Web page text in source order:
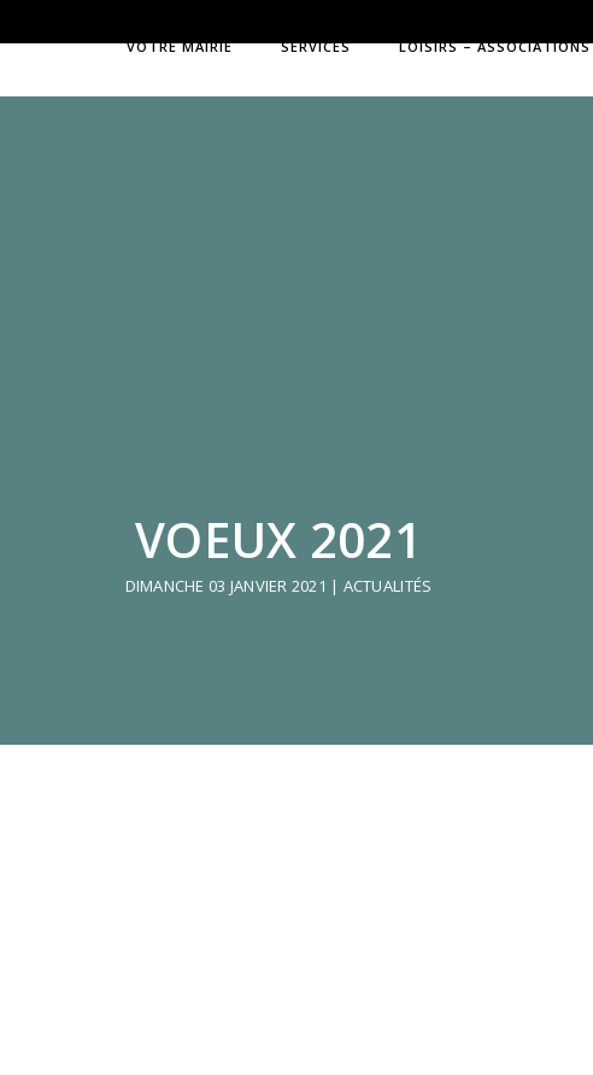
VOTRE MAIRIE SERVICES LOISIRS – ASSOCIATIONS
VOEUX 2021
DIMANCHE 03 JANVIER 2021 | ACTUALITÉS